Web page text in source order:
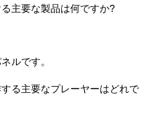
主要な製品は何ですか?
ルです。
る主要なプレーヤーはどれで